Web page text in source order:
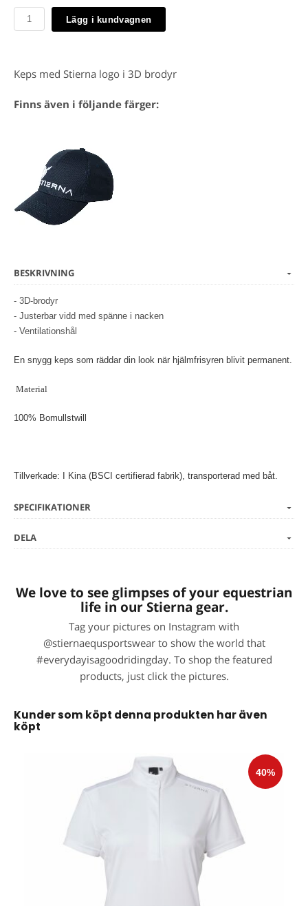
Lägg i kundvagnen
Keps med Stierna logo i 3D brodyr
Finns även i följande färger:
BESKRIVNING
- 3D-brodyr
- Justerbar vidd med spänne i nacken
- Ventilationshål
En snygg keps som räddar din look när hjälmfrisyren blivit permanent.
Material
100% Bomullstwill
Tillverkade: I Kina (BSCI certifierad fabrik), transporterad med båt.
SPECIFIKATIONER
DELA
We love to see glimpses of your equestrian
life in our Stierna gear.
Tag your pictures on Instagram with
@stiernaequsportswear to show the world that
#everydayisagoodridingday. To shop the featured
products, just click the pictures.
Kunder som köpt denna produkten har även
köpt